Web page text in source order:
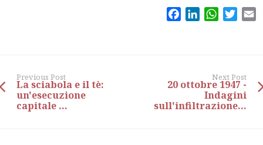
FacebookLinkedIn
Previous Post
La sciabola e il tè:
un'esecuzione
capitale ...
Next Post
20 ottobre 1947 -
Indagini
sull'infiltrazione...